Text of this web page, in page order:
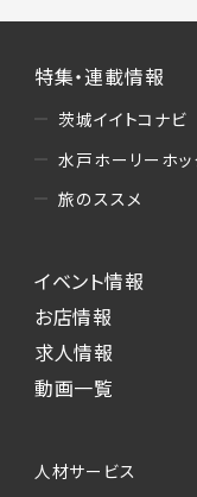
・読者プレゼン
施するキャン
び発送 ・ユ
（5）広告主へ
・本サービスを
選考に関する
・本サービス
した際の内容
本サービスが
特集・連載情報
茨城イイトコナビ
水戸ホーリーホッ
旅のススメ
イベント情報
お店情報
求人情報
動画一覧
人材サービス